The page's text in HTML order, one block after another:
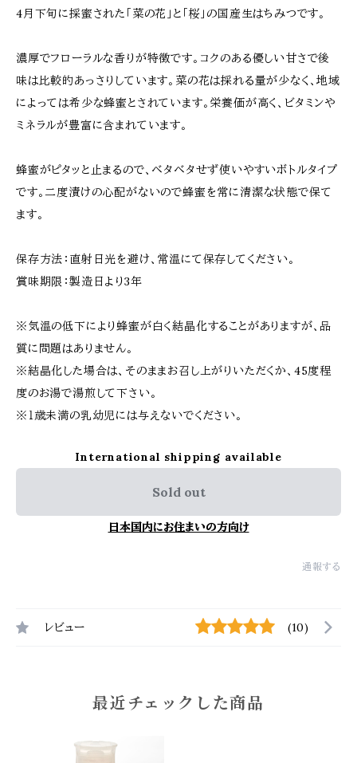
4月下旬に採蜜された「菜の花」と「桜」の国産生はちみつです。
濃厚でフローラルな香りが特徴です。コクのある優しい甘さで後
味は比較的あっさりしています。菜の花は採れる量が少なく、地域
によっては希少な蜂蜜とされています。栄養価が高く、ビタミンや
ミネラルが豊富に含まれています。
蜂蜜がピタッと止まるので、ベタベタせず使いやすいボトルタイプ
です。二度漬けの心配がないので蜂蜜を常に清潔な状態で保て
ます。
保存方法：直射日光を避け、常温にて保存してください。
賞味期限：製造日より3年
※気温の低下により蜂蜜が白く結晶化することがありますが、品
質に問題はありません。
※結晶化した場合は、そのままお召し上がりいただくか、45度程
度のお湯で湯煎して下さい。
※１歳未満の乳幼児には与えないでください。
International shipping available
Sold out
日本国内にお住まいの方向け
通報する
レビュー (10)
最近チェックした商品